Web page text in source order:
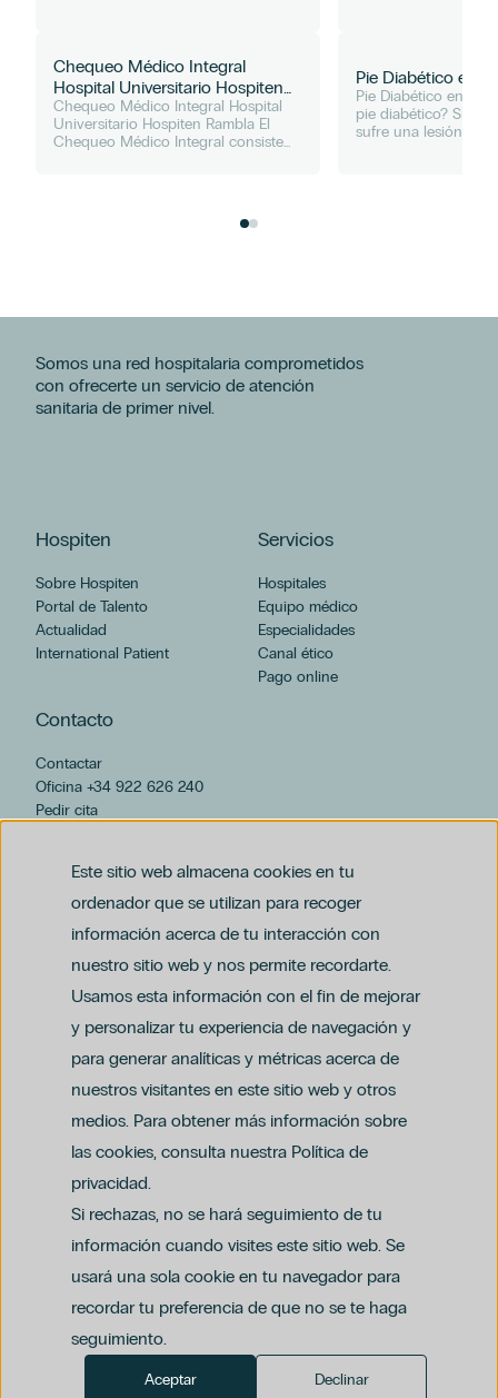
Este sitio web almacena cookies en tu
ordenador que se utilizan para recoger
información acerca de tu interacción con
nuestro sitio web y nos permite recordarte.
Usamos esta información con el fin de mejorar
y personalizar tu experiencia de navegación y
para generar analíticas y métricas acerca de
nuestros visitantes en este sitio web y otros
medios. Para obtener más información sobre
las cookies, consulta nuestra Política de
privacidad.
Si rechazas, no se hará seguimiento de tu
información cuando visites este sitio web. Se
usará una sola cookie en tu navegador para
recordar tu preferencia de que no se te haga
seguimiento.
Aceptar Declinar
años a más....
Chequeo Médico Integral
Hospital Universitario Hospiten
Rambla
Chequeo Médico Integral Hospital
Universitario Hospiten Rambla El
Chequeo Médico Integral consiste
Pie Diabético en
Pie Diabético en
pie diabético? Si
sufre una lesión en
Somos una red hospitalaria comprometidos
con ofrecerte un servicio de atención
sanitaria de primer nivel.
Hospiten
Sobre Hospiten
Portal de Talento
Actualidad
International Patient
Servicios
Hospitales
Equipo médico
Especialidades
Canal ético
Pago online
Contacto
Contactar
Oficina +34 922 626 240
Pedir cita
Política de privacidad y protección de datos
Política del canal ético (PDF)
Política de compliance penal (PDF)